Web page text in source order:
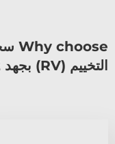
التخييم (RV) بجهد 12 فولت?